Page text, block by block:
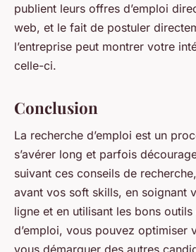
publient leurs offres d’emploi
web, et le fait de postuler
l’entreprise peut montrer votre
celle-ci.
Conclusion
La recherche d’emploi est un
s’avérer long et parfois
suivant ces conseils de
avant vos soft skills, en soignant
ligne et en utilisant les bons
d’emploi, vous pouvez optimiser